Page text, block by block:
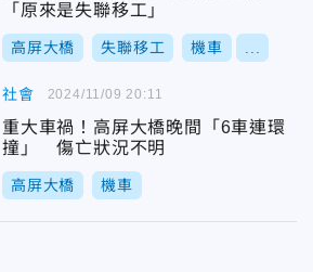
「原來是失聯移工」
高屏大橋 失聯移工 機車
社會
重大車禍！高屏大橋晚間「6車連環
撞」 傷亡狀況不明
高屏大橋 機車
2024/11/09 20:11